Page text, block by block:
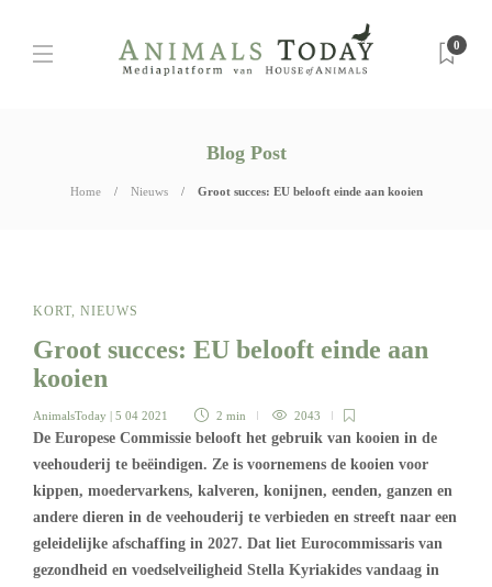
0
Blog Post
Home Nieuws Groot succes: EU belooft einde aan kooien
KORT, NIEUWS
Groot succes: EU belooft einde aan
kooien
AnimalsToday | 5 04 2021 2 min 2043
De Europese Commissie belooft het gebruik van kooien in de
veehouderij te beëindigen. Ze is voornemens de kooien voor
kippen, moedervarkens, kalveren, konijnen, eenden, ganzen en
andere dieren in de veehouderij te verbieden en streeft naar een
geleidelijke afschaffing in 2027. Dat liet Eurocommissaris van
gezondheid en voedselveiligheid Stella Kyriakides vandaag in